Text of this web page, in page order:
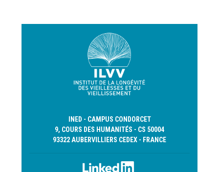
INED - CAMPUS CONDORCET
9, COURS DES HUMANITÉS - CS 50004
93322 AUBERVILLIERS CEDEX - FRANCE